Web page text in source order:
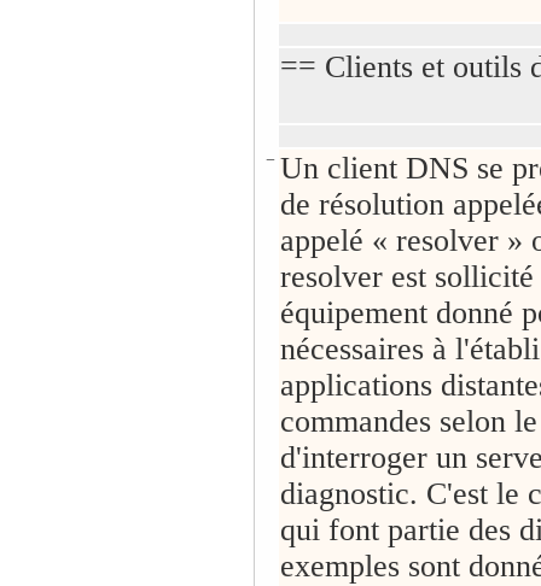
== Clients et outils
− Un client DNS se
de résolution
appelé « resolver »
resolver est
équipement donné
nécessaires à
applications
commandes selon
d'interroger un
diagnostic. C'est le
qui font partie des
exemples sont